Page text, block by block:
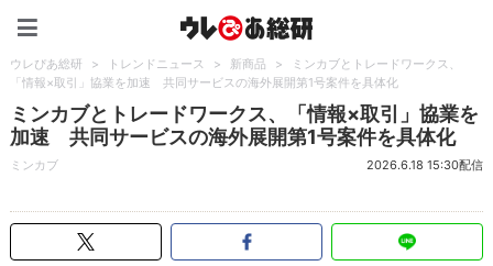
ウレぴあ総研 > トレンドニュース > 新商品 >
ミンカブとトレードワークス、
「情報×取引」協業を加速 共同サービスの海外展開第1号案件を具体化
ミンカブとトレードワークス、「情報×取引」協業を
加速 共同サービスの海外展開第1号案件を具体化
ミンカブ 2026.6.18 15:30配信